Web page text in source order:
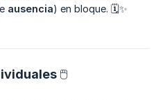
ausencia) en bloque. 🗓️✨
🖱️